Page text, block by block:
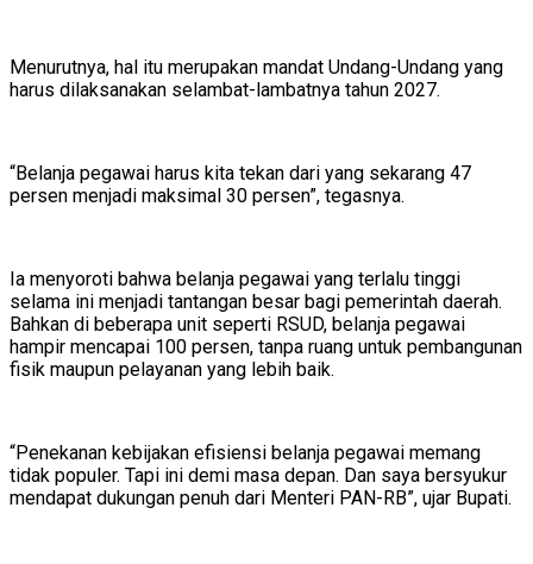
Menurutnya, hal itu merupakan mandat Undang-Undang yang
harus dilaksanakan selambat-lambatnya tahun 2027.
“Belanja pegawai harus kita tekan dari yang sekarang 47
persen menjadi maksimal 30 persen”, tegasnya.
Ia menyoroti bahwa belanja pegawai yang terlalu tinggi
selama ini menjadi tantangan besar bagi pemerintah daerah.
Bahkan di beberapa unit seperti RSUD, belanja pegawai
hampir mencapai 100 persen, tanpa ruang untuk pembangunan
fisik maupun pelayanan yang lebih baik.
“Penekanan kebijakan efisiensi belanja pegawai memang
tidak populer. Tapi ini demi masa depan. Dan saya bersyukur
mendapat dukungan penuh dari Menteri PAN-RB”, ujar Bupati.